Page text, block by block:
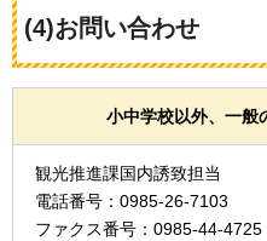
(4)お問い合わせ
小中学校以外、一般
観光推進課国内誘致担当
電話番号：0985-26-7103
ファクス番号：0985-44-4725